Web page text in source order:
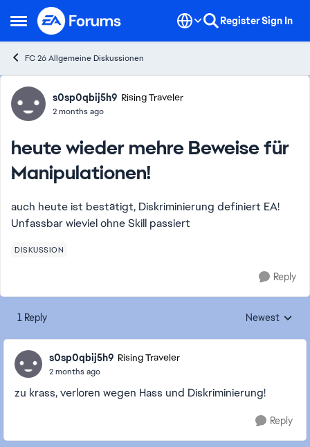
Open Side Menu
Skip to content RegisterSign In
FC 26 Allgemeine Diskussionen
Forum Discussion
s0sp0qbij5h9 Rising Traveler
2 months ago
heute wieder mehre Beweise für
Manipulationen!
auch heute ist bestätigt, Diskriminierung definiert EA!
Unfassbar wieviel ohne Skill passiert
DISKUSSION
Reply
1 Reply Replies sorted
Newest
s0sp0qbij5h9 Rising Traveler
2 months ago
zu krass, verloren wegen Hass und Diskriminierung!
Reply